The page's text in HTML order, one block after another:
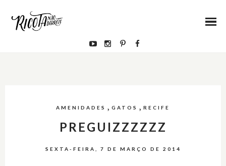
AMENIDADES , GATOS , RECIFE
PREGUIZZZZZZ
SEXTA-FEIRA, 7 DE MARÇO DE 2014